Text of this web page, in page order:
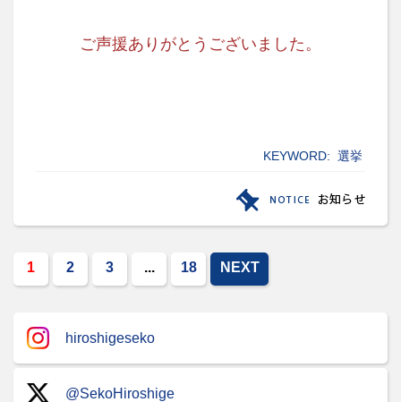
ご声援ありがとうございました。
KEYWORD: 選挙
1 2 3 ... 18 NEXT
hiroshigeseko
@SekoHiroshige